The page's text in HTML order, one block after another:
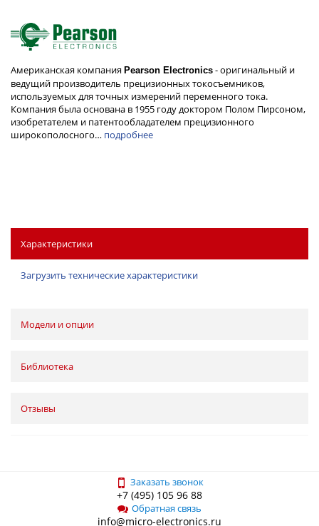
Американская компания Pearson Electronics - оригинальный и
ведущий производитель прецизионных токосъемников,
используемых для точных измерений переменного тока.
Компания была основана в 1955 году доктором Полом Пирсоном,
изобретателем и патентообладателем прецизионного
широкополосного… подробнее
Характеристики
Загрузить технические характеристики
Модели и опции
Библиотека
Отзывы
Заказать звонок
+7 (495) 105 96 88
Обратная связь
info@micro-electronics.ru